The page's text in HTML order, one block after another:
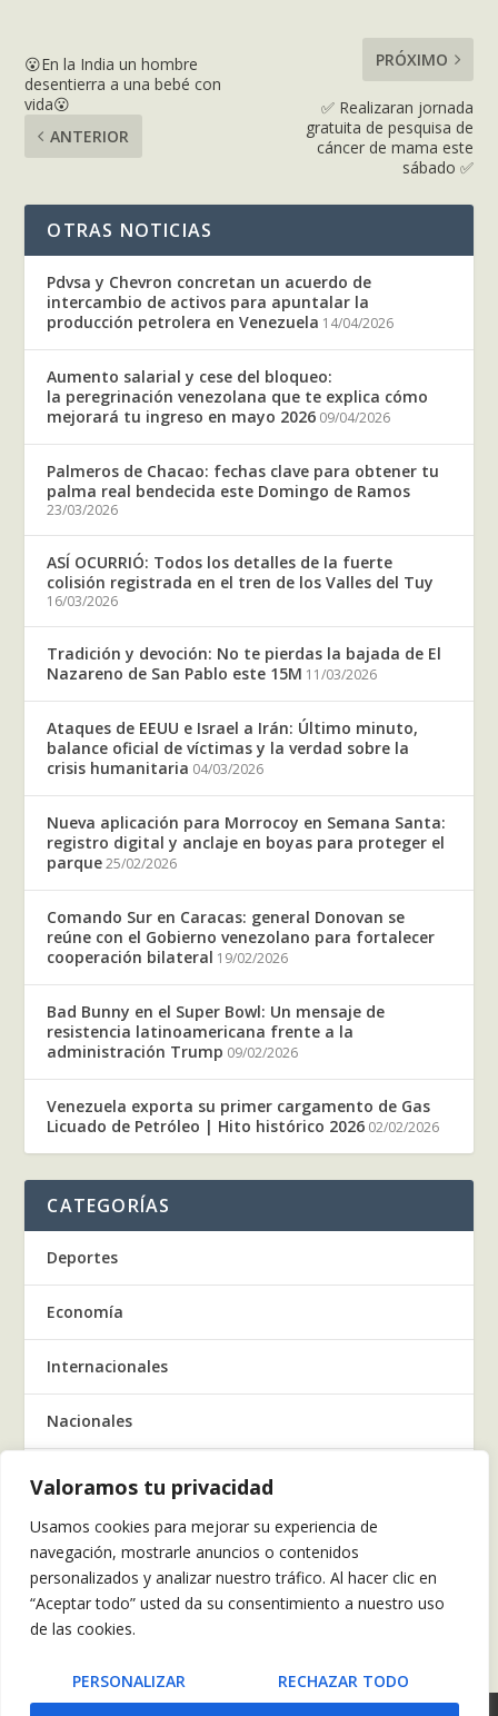
Valoramos tu privacidad
Usamos cookies para mejorar su experiencia de
navegación, mostrarle anuncios o contenidos
personalizados y analizar nuestro tráfico. Al hacer clic en
“Aceptar todo” usted da su consentimiento a nuestro uso
de las cookies.
PERSONALIZAR RECHAZAR TODO
😮En la India un hombre
desentierra a una bebé con
vida😮
ANTERIOR
PRÓXIMO
✅ Realizaran jornada
gratuita de pesquisa de
cáncer de mama este
sábado ✅
OTRAS NOTICIAS
Pdvsa y Chevron concretan un acuerdo de
intercambio de activos para apuntalar la
producción petrolera en Venezuela 14/04/2026
Aumento salarial y cese del bloqueo:
la peregrinación venezolana que te explica cómo
mejorará tu ingreso en mayo 2026 09/04/2026
Palmeros de Chacao: fechas clave para obtener tu
palma real bendecida este Domingo de Ramos
23/03/2026
ASÍ OCURRIÓ: Todos los detalles de la fuerte
colisión registrada en el tren de los Valles del Tuy
16/03/2026
Tradición y devoción: No te pierdas la bajada de El
Nazareno de San Pablo este 15M 11/03/2026
Ataques de EEUU e Israel a Irán: Último minuto,
balance oficial de víctimas y la verdad sobre la
crisis humanitaria 04/03/2026
Nueva aplicación para Morrocoy en Semana Santa:
registro digital y anclaje en boyas para proteger el
parque 25/02/2026
Comando Sur en Caracas: general Donovan se
reúne con el Gobierno venezolano para fortalecer
cooperación bilateral 19/02/2026
Bad Bunny en el Super Bowl: Un mensaje de
resistencia latinoamericana frente a la
administración Trump 09/02/2026
Venezuela exporta su primer cargamento de Gas
Licuado de Petróleo | Hito histórico 2026 02/02/2026
CATEGORÍAS
Deportes
Economía
Internacionales
Nacionales
Regionales
Salud
Tecnología
Tendencia
POLÍTICAS DE PRIVACIDAD